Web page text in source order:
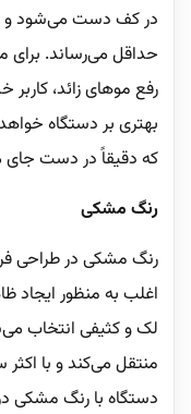
در کف دست می‌شود و
حداقل می‌رساند. برای
رفع موهای زائد،
بهتری بر دستگاه
که دقیقاً در دست جای
رنگ مشکی
اغلب به منظور ایجاد
لک و کثیفی انتخاب
منتقل می‌کند و با اکثر
دستگاه با رنگ مشکی